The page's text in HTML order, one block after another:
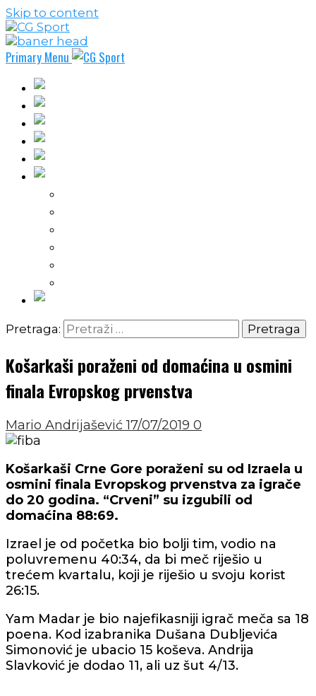
Skip to content
Primary Menu
Pretraga:
Košarkaši poraženi od domaćina u osmini
finala Evropskog prvenstva
Mario Andrijašević17/07/2019 0
Košarkaši Crne Gore poraženi su od Izraela u
osmini finala Evropskog prvenstva za igrače
do 20 godina. “Crveni” su izgubili od
domaćina 88:69.
Izrael je od početka bio bolji tim, vodio na
poluvremenu 40:34, da bi meč riješio u
trećem kvartalu, koji je riješio u svoju korist
26:15.
Yam Madar je bio najefikasniji igrač meča sa 18
poena. Kod izabranika Dušana Dubljevića
Simonović je ubacio 15 koševa. Andrija
Slavković je dodao 11, ali uz šut 4/13.